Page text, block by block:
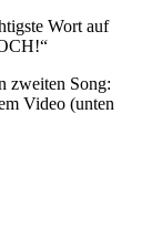
Wort auf
zweiten Song:
Video (unten